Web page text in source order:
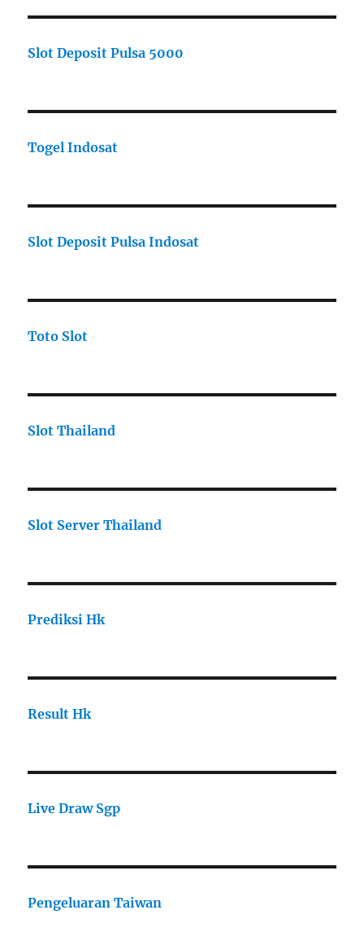
Slot Deposit Pulsa 5000
Togel Indosat
Slot Deposit Pulsa Indosat
Toto Slot
Slot Thailand
Slot Server Thailand
Prediksi Hk
Result Hk
Live Draw Sgp
Pengeluaran Taiwan